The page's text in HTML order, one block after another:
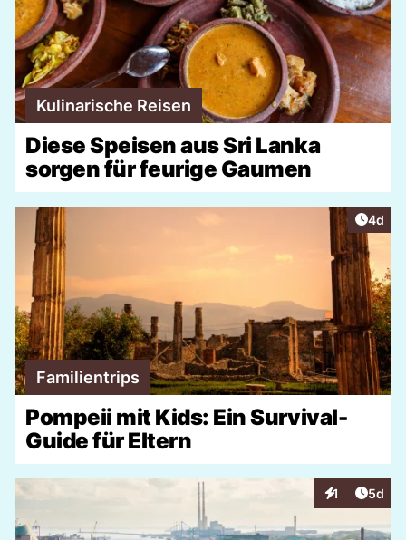
Kulinarische Reisen
Diese Speisen aus Sri Lanka
sorgen für feurige Gaumen
4d
Familientrips
Pompeii mit Kids: Ein Survival-
Guide für Eltern
1
Interaktionen
5d